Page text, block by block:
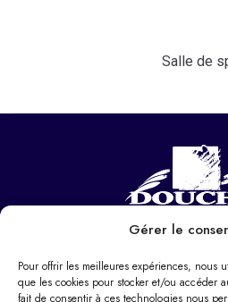
Gérer le
Pour offrir les meilleures expériences, nous
que les cookies pour stocker et/ou accéder
fait de consentir à ces technologies nous
Salle de
NOUS
Hôtel de ville
37 Pl. Paul